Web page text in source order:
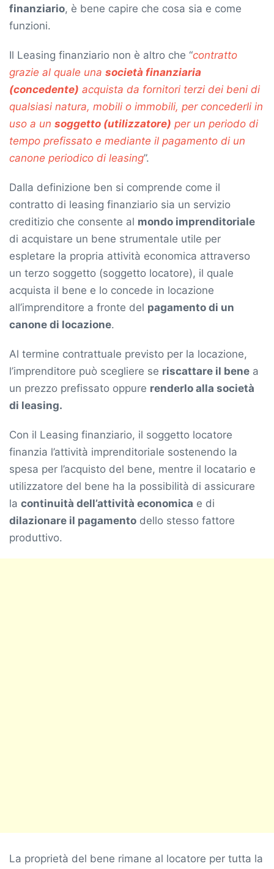
finanziario, è bene capire che cosa sia e come
funzioni.
Il Leasing finanziario non è altro che “contratto
grazie al quale una società finanziaria
(concedente) acquista da fornitori terzi dei beni di
qualsiasi natura, mobili o immobili, per concederli in
uso a un soggetto (utilizzatore) per un periodo di
tempo prefissato e mediante il pagamento di un
canone periodico di leasing”.
Dalla definizione ben si comprende come il
contratto di leasing finanziario sia un servizio
creditizio che consente al mondo imprenditoriale
di acquistare un bene strumentale utile per
espletare la propria attività economica attraverso
un terzo soggetto (soggetto locatore), il quale
acquista il bene e lo concede in locazione
all’imprenditore a fronte del pagamento di un
canone di locazione.
Al termine contrattuale previsto per la locazione,
l’imprenditore può scegliere se riscattare il bene a
un prezzo prefissato oppure renderlo alla società
di leasing.
Con il Leasing finanziario, il soggetto locatore
finanzia l’attività imprenditoriale sostenendo la
spesa per l’acquisto del bene, mentre il locatario e
utilizzatore del bene ha la possibilità di assicurare
la continuità dell’attività economica e di
dilazionare il pagamento dello stesso fattore
produttivo.
La proprietà del bene rimane al locatore per tutta la